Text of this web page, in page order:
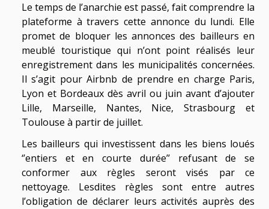
Le temps de l’anarchie est passé, fait comprendre la
plateforme à travers cette annonce du lundi. Elle
promet de bloquer les annonces des bailleurs en
meublé touristique qui n’ont point réalisés leur
enregistrement dans les municipalités concernées.
Il s’agit pour Airbnb de prendre en charge Paris,
Lyon et Bordeaux dès avril ou juin avant d’ajouter
Lille, Marseille, Nantes, Nice, Strasbourg et
Toulouse à partir de juillet.
Les bailleurs qui investissent dans les biens loués
‘’entiers et en courte durée’’ refusant de se
conformer aux règles seront visés par ce
nettoyage. Lesdites règles sont entre autres
l’obligation de déclarer leurs activités auprès des